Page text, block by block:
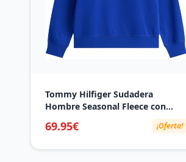
Tommy Hilfiger Sudadera
Hombre Seasonal Fleece con
Cuello Redondo, Azul (Wedge
Blue), XXL
69.95€ ¡Oferta!